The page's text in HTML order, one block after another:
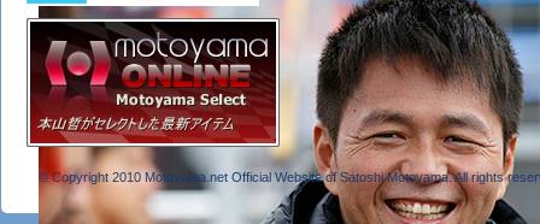
© Copyright 2010 Motoyama.net Official Website of Satoshi Motoyama. All rights